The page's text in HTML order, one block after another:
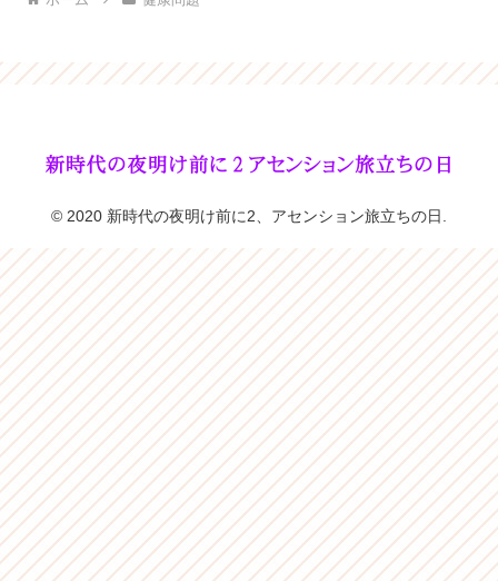
© 2020 新時代の夜明け前に2、アセンション旅立ちの日.